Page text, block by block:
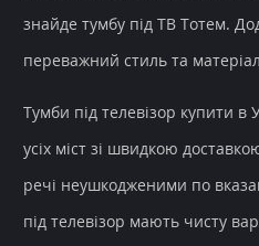
знайде тумбу під ТВ Тотем.
переважний стиль та
Тумби під телевізор купити
усіх міст зі швидкою
речі неушкодженими по
під телевізор мають чисту